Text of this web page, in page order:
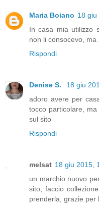
Maria Boiano 18
In casa mia utilizzo
non li consocevo,
Rispondi
Denise S.
18 giu
adoro avere per
tocco particolare,
sul sito
Rispondi
melsat 18 giu 2015,
un marchio nuovo
sito, faccio
prenderla, grazie per